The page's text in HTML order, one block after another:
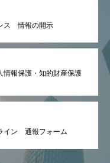
ス 情報の開示
情報保護・知的財産保護
イン 通報フォーム